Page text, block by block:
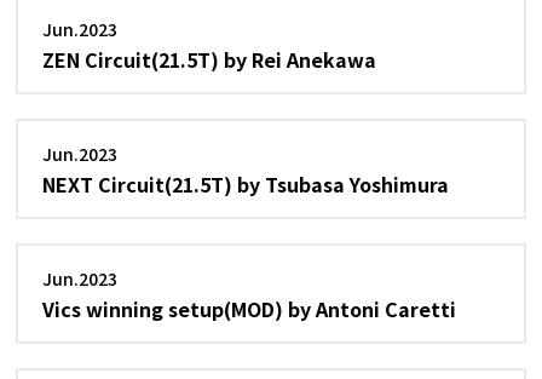
Jun.2023
ZEN Circuit(21.5T) by Rei Anekawa
Jun.2023
NEXT Circuit(21.5T) by Tsubasa Yoshimura
Jun.2023
Vics winning setup(MOD) by Antoni Caretti